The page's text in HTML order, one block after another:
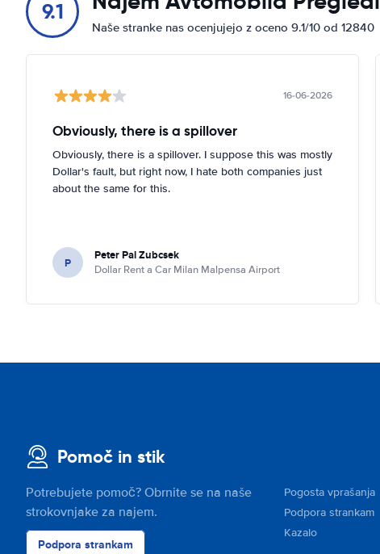
9.1
Naše stranke nas ocenjujejo z oceno 9.1/10 od 12840
16-06-2026
Obviously, there is a spillover
Obviously, there is a spillover. I suppose this was mostly
Dollar's fault, but right now, I hate both companies just
about the same for this.
P Peter Pal Zubcsek
Dollar Rent a Car Milan Malpensa Airport
Pomoč in stik
Potrebujete pomoč? Obrnite se na naše
strokovnjake za najem.
Podpora strankam
Pogosta vprašanja
Podpora strankam
Kazalo